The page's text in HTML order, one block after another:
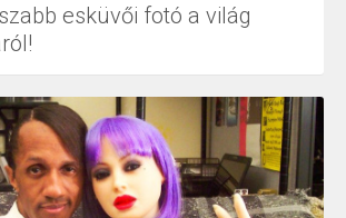
esküvői fotó a világ